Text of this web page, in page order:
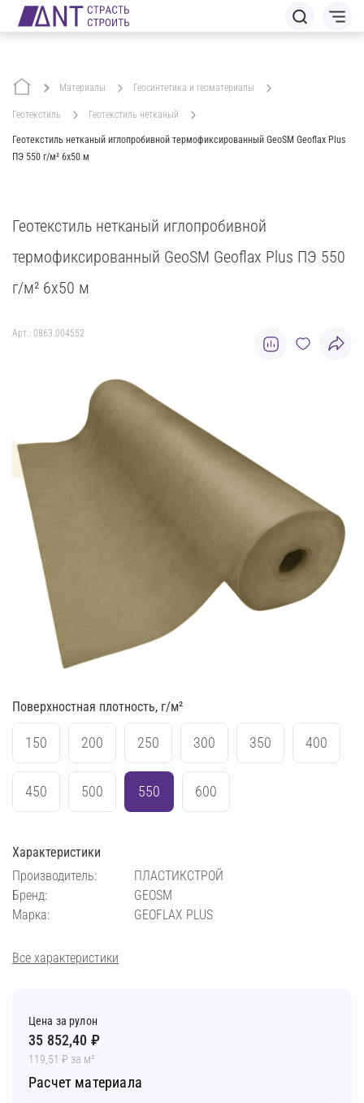
Материалы геосинтетика и геоматериалы
геотекстиль геотекстиль нетканый
Геотекстиль нетканый иглопробивной термофиксированный GeoSM Geoflax Plus
ПЭ 550 г/м² 6х50 м
Геотекстиль нетканый иглопробивной
термофиксированный GeoSM Geoflax Plus ПЭ 550
г/м² 6х50 м
Арт.: 0863.004552
Поверхностная плотность, г/м²
150 200 250 300 350 400
450 500 550 600
Характеристики
Производитель:
ПЛАСТИКСТРОЙ
Бренд:
GEOSM
Марка:
GEOFLAX PLUS
Все характеристики
Цена за рулон
35 852,40 ₽
119,51 ₽ за м²
Расчет материала